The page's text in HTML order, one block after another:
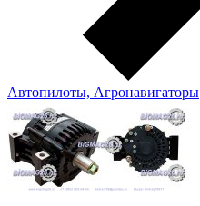
Автопилоты, Агронавигаторы